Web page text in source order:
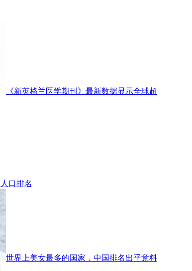
《新英格兰医学期刊》最新数据显示全球超
口排名
世界上美女最多的国家，中国排名出乎意料